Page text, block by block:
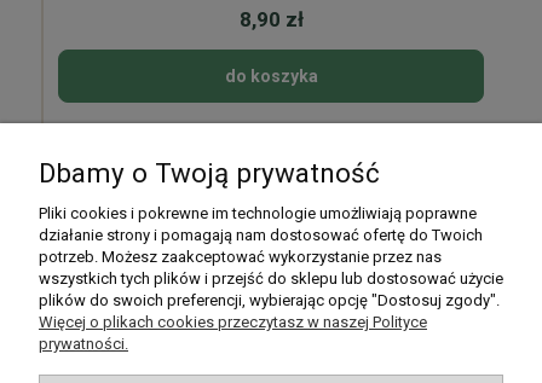
8,90 zł
do koszyka
Moje konto
Płatności i dostawa
Dbamy o Twoją prywatność
Pliki cookies i pokrewne im technologie umożliwiają poprawne
działanie strony i pomagają nam dostosować ofertę do Twoich
potrzeb. Możesz zaakceptować wykorzystanie przez nas
wszystkich tych plików i przejść do sklepu lub dostosować użycie
plików do swoich preferencji, wybierając opcję "Dostosuj zgody".
Więcej o plikach cookies przeczytasz w naszej Polityce
prywatności.